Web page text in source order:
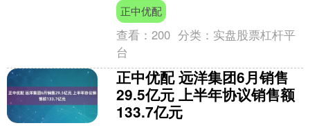
没底，这类“生食”安全吗？ 在上海食品生
产经营“黑名单....
正中优配
查看：200 分类： 实盘股票杠杆平
台
正中优配 远洋集团6月销售
29.5亿元 上半年协议销售额
133.7亿元